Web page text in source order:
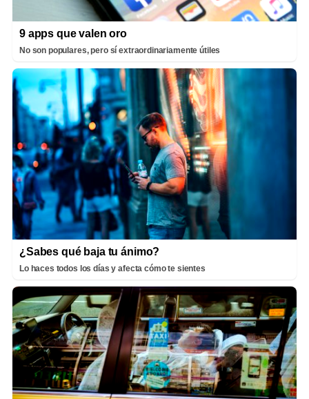
9 apps que valen oro
No son populares, pero sí extraordinariamente útiles
¿Sabes qué baja tu ánimo?
Lo haces todos los días y afecta cómo te sientes